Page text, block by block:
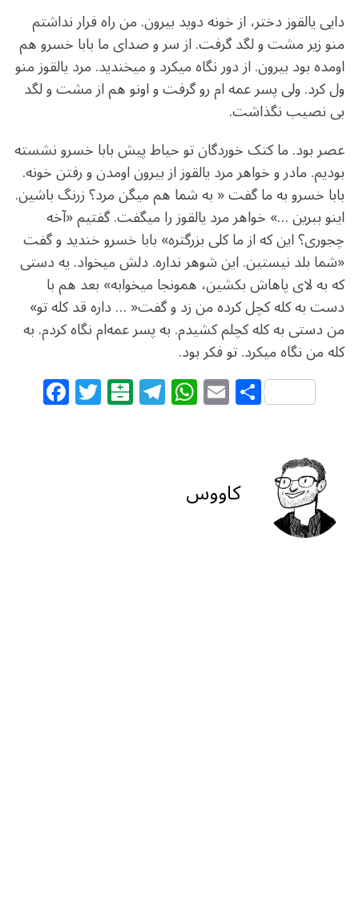
دایی یالقوز دختر، از خونه دوید بیرون. من راه فرار نداشتم
منو زیر مشت و لگد گرفت. از سر و صدای ما بابا خسرو هم
اومده بود بیرون. از دور نگاه میکرد و میخندید. مرد یالقوز منو
ول کرد. ولی پسر عمه ام رو گرفت و اونو هم از مشت و لگد
بی نصیب نگذاشت.
عصر بود. ما کتک خوردگان تو حیاط پیش بابا خسرو نشسته
بودیم. مادر و خواهر مرد یالقوز از بیرون اومدن و رفتن خونه.
بابا خسرو به ما گفت « به شما هم میگن مرد؟ زرنگ باشین.
اینو ببرین …» خواهر مرد یالقوز را میگفت. گفتیم «آخه
چجوری؟ این که از ما کلی بزرگتره» بابا خسرو خندید و گفت
«شما بلد نیستین. این شوهر نداره. دلش میخواد. یه دستی
که به لای پاهاش بکشین، همونجا میخوابه» بعد هم با
دست به کله کچل کرده من زد و گفت« … داره قد کله تو»
من دستی به کله کچلم کشیدم. به پسر عمه‌ام نگاه کردم. به
کله من نگاه میکرد. تو فکر بود.
F
a T
w B
al T
el
ra
m
W
h
A
p
E
m S
h
e کاووس